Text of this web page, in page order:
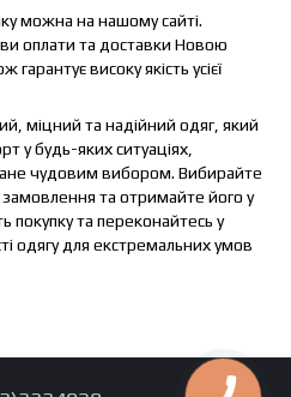
можна на нашому сайті.
оплати та доставки Новою
високу якість усієї
міцний та надійний одяг, який
у будь-яких ситуаціях,
чудовим вибором. Вибирайте
та отримайте його у
покупку та переконайтесь у
одягу для екстремальних умов